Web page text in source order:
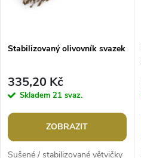
Stabilizovaný olivovník svazek
335,20 Kč
Skladem 21 svaz.
ZOBRAZIT
Sušené / stabilizované větvičky